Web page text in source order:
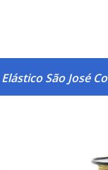
São José